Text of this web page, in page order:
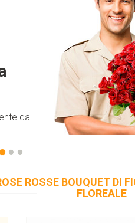
dal
ROSSE BOUQUET DI
FLOREALE
Aggiungi